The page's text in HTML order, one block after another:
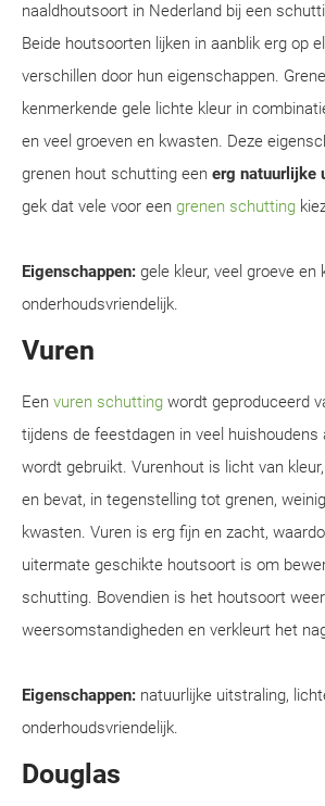
naaldhoutsoort in Nederland bij een
Beide houtsoorten lijken in aanblik erg op
verschillen door hun eigenschappen.
kenmerkende gele lichte kleur in
en veel groeven en kwasten. Deze
grenen hout schutting een erg natuurlijke
gek dat vele voor een grenen schutting
Eigenschappen: gele kleur, veel groeve en
onderhoudsvriendelijk.
Vuren
Een vuren schutting wordt geproduceerd
tijdens de feestdagen in veel
wordt gebruikt. Vurenhout is licht van
en bevat, in tegenstelling tot grenen,
kwasten. Vuren is erg fijn en zacht,
uitermate geschikte houtsoort is om
schutting. Bovendien is het houtsoort
weersomstandigheden en verkleurt het
Eigenschappen: natuurlijke uitstraling,
onderhoudsvriendelijk.
Douglas